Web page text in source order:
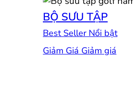
BỘ SƯU TẬP
Best Seller
Giảm Giá